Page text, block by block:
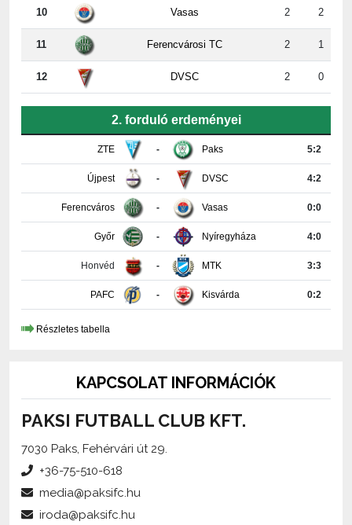
10 Vasas 2 2
11 Ferencvárosi TC 2 1
12 DVSC 2 0
2. forduló erdeményei
ZTE - Paks 5:2
Újpest - DVSC 4:2
Ferencváros - Vasas 0:0
Győr - Nyíregyháza 4:0
Honvéd - MTK 3:3
PAFC - Kisvárda 0:2
Részletes tabella
KAPCSOLAT INFORMÁCIÓK
PAKSI FUTBALL CLUB KFT.
7030 Paks, Fehérvári út 29.
+36-75-510-618
media@paksifc.hu
iroda@paksifc.hu